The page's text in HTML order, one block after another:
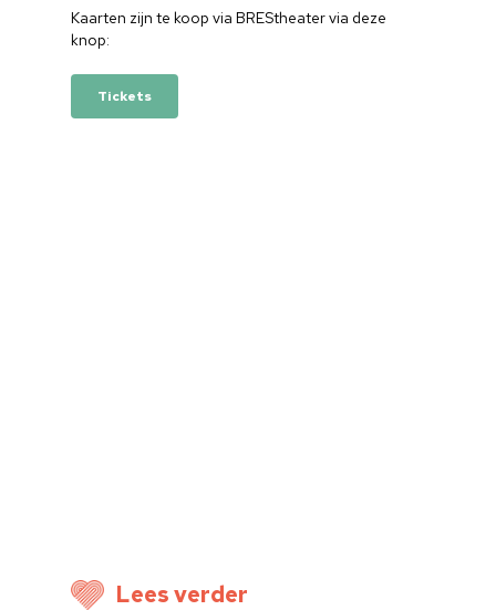
Kaarten zijn te koop via BREStheater via deze
knop:
Tickets
Lees verder